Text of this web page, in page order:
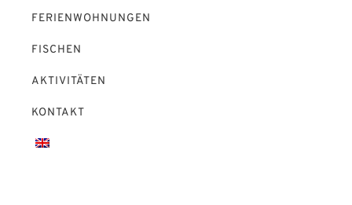
FERIENWOHNUNGEN
FISCHEN
AKTIVITÄTEN
KONTAKT